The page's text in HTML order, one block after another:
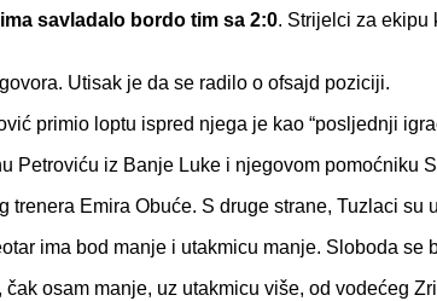
savladalo bordo tim sa 2:0. Strijelci za ekipu
Utisak je da se radilo o ofsajd poziciji.
primio loptu ispred njega je kao “posljednji
Petroviću iz Banje Luke i njegovom pomoćniku
trenera Emira Obuće. S druge strane, Tuzlaci su
ima bod manje i utakmicu manje. Sloboda
osam manje, uz utakmicu više, od vodećeg